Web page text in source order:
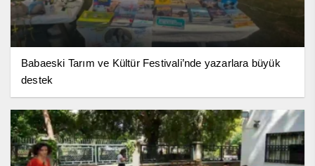
Babaeski Tarım ve Kültür Festivali’nde yazarlara büyük
destek